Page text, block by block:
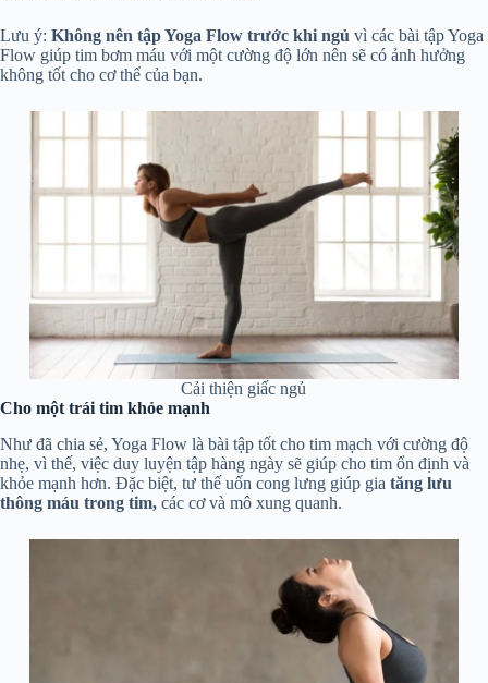
Lưu ý: Không nên tập Yoga Flow trước khi ngủ vì các bài tập Yoga
Flow giúp tim bơm máu với một cường độ lớn nên sẽ có ảnh hưởng
không tốt cho cơ thể của bạn.
Cải thiện giấc ngủ
Cho một trái tim khỏe mạnh
Như đã chia sẻ, Yoga Flow là bài tập tốt cho tim mạch với cường độ
nhẹ, vì thế, việc duy luyện tập hàng ngày sẽ giúp cho tim ổn định và
khỏe mạnh hơn. Đặc biệt, tư thế uốn cong lưng giúp gia tăng lưu
thông máu trong tim, các cơ và mô xung quanh.